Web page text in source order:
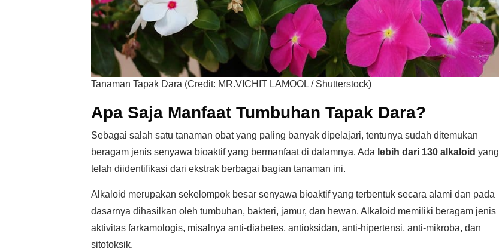
Tanaman Tapak Dara (Credit: MR.VICHIT LAMOOL / Shutterstock)
Apa Saja Manfaat Tumbuhan Tapak Dara?
Sebagai salah satu tanaman obat yang paling banyak dipelajari, tentunya sudah ditemukan
beragam jenis senyawa bioaktif yang bermanfaat di dalamnya. Ada lebih dari 130 alkaloid yang
telah diidentifikasi dari ekstrak berbagai bagian tanaman ini.
Alkaloid merupakan sekelompok besar senyawa bioaktif yang terbentuk secara alami dan pada
dasarnya dihasilkan oleh tumbuhan, bakteri, jamur, dan hewan. Alkaloid memiliki beragam jenis
aktivitas farkamologis, misalnya anti-diabetes, antioksidan, anti-hipertensi, anti-mikroba, dan
sitotoksik.